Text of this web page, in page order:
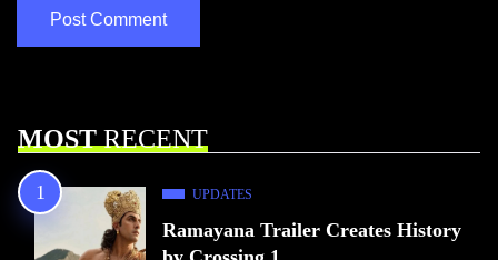
MOSTRECENT
UPDATES
Ramayana Trailer Creates History